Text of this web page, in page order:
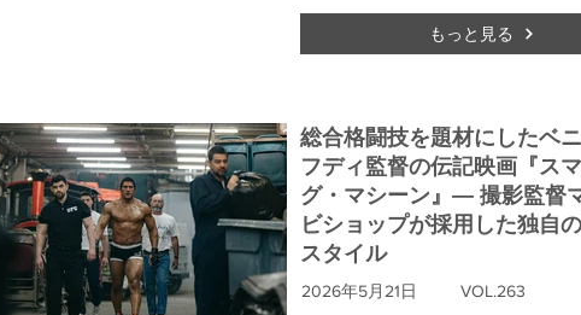
もっと見る
総合格闘技を題材にしたベ
フディ監督の伝記映画『ス
グ・マシーン』― 撮影監督
ビショップが採用した独自
スタイル
2026年5月21日 VOL.263